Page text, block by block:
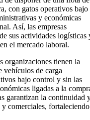
con gatos operativos bajo
y económicas
Así, las empresas
sus actividades logísticas
el mercado laboral.
organizaciones tienen la
vehículos de carga
bajo control y sin las
ligadas a la
garantizan la continuidad
comerciales, fortaleciendo